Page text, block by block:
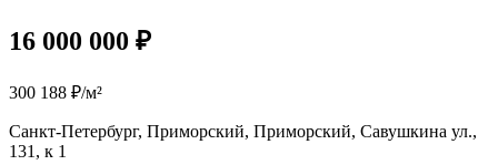
16 000 000 ₽
300 188 ₽/м²
Санкт-Петербург, Приморский, Приморский, Савушкина ул.,
131, к 1